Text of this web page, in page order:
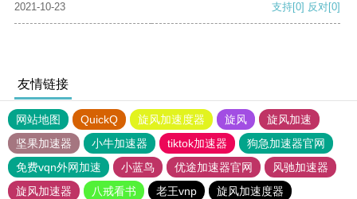
2021-10-23 支持[0] 反对[0]
友情链接
网站地图 QuickQ 旋风加速度器 旋风
旋风加速
坚果加速器
小牛加速器 tiktok加速器
狗急加速器官网
免费vqn外网加速
小蓝鸟 优途加速器官网
风驰加速器
旋风加速器
八戒看书 老王vnp
旋风加速度器